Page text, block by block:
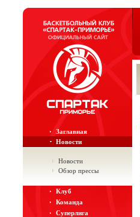
Заглавная
Новости
Новости
Обзор прессы
Клуб
Команда
Суперлига